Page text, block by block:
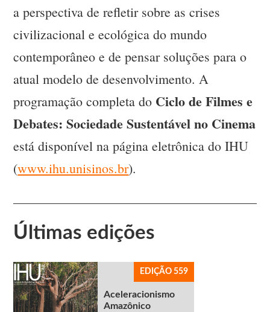
a perspectiva de refletir sobre as crises
civilizacional e ecológica do mundo
contemporâneo e de pensar soluções para o
atual modelo de desenvolvimento. A
programação completa do Ciclo de Filmes e
Debates: Sociedade Sustentável no Cinema
está disponível na página eletrônica do IHU
(www.ihu.unisinos.br).
Últimas edições
EDIÇÃO 559
Aceleracionismo
Amazônico